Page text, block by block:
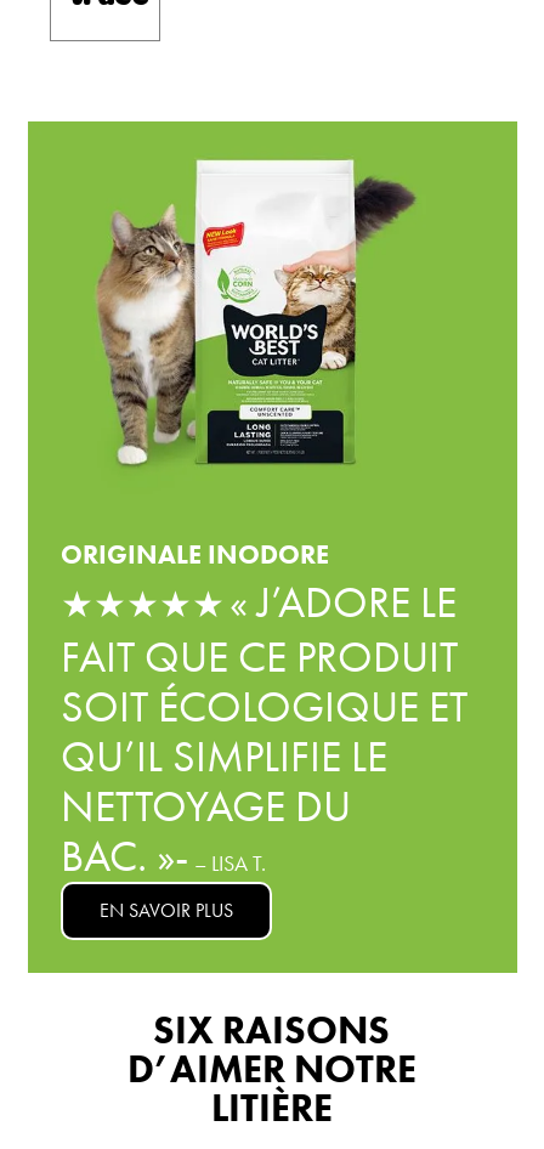
ORIGINALE INODORE
★★★★★ « J’ADORE LE
FAIT QUE CE PRODUIT
SOIT ÉCOLOGIQUE ET
QU’IL SIMPLIFIE LE
NETTOYAGE DU
BAC. »- – LISA T.
EN SAVOIR PLUS
SIX RAISONS
D’AIMER NOTRE
LITIÈRE